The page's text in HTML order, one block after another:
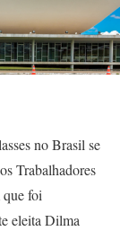
no Brasil se
Trabalhadores
foi
eleita Dilma